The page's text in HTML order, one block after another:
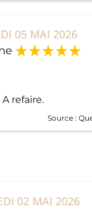
05 MAI 2026
refaire.
Source :
02 MAI 2026